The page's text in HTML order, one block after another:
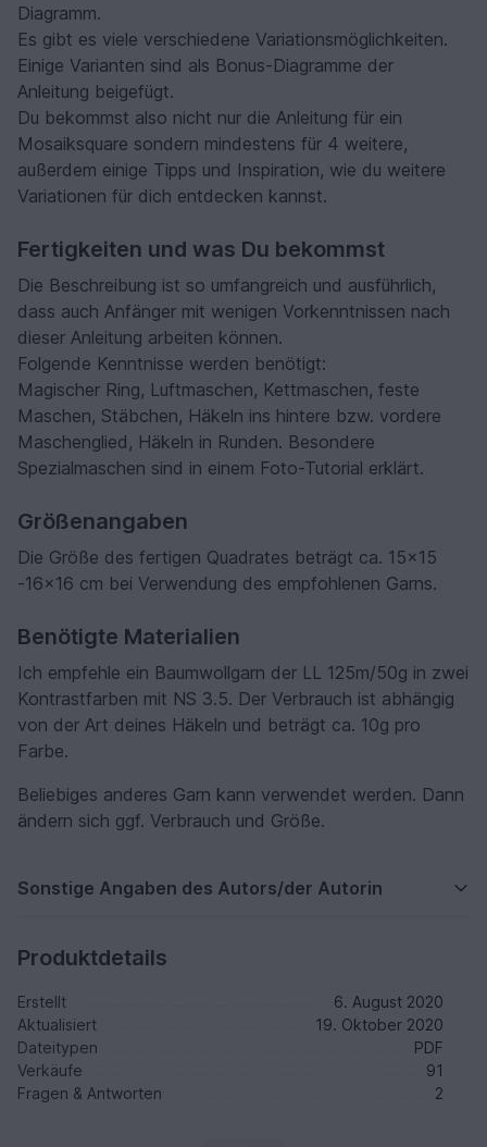
Diagramm.
Es gibt es viele verschiedene Variationsmöglichkeiten.
Einige Varianten sind als Bonus-Diagramme der
Anleitung beigefügt.
Du bekommst also nicht nur die Anleitung für ein
Mosaiksquare sondern mindestens für 4 weitere,
außerdem einige Tipps und Inspiration, wie du weitere
Variationen für dich entdecken kannst.
Fertigkeiten und was Du bekommst
Die Beschreibung ist so umfangreich und ausführlich,
dass auch Anfänger mit wenigen Vorkenntnissen nach
dieser Anleitung arbeiten können.
Folgende Kenntnisse werden benötigt:
Magischer Ring, Luftmaschen, Kettmaschen, feste
Maschen, Stäbchen, Häkeln ins hintere bzw. vordere
Maschenglied, Häkeln in Runden. Besondere
Spezialmaschen sind in einem Foto-Tutorial erklärt.
Größenangaben
Die Größe des fertigen Quadrates beträgt ca. 15x15
-16x16 cm bei Verwendung des empfohlenen Garns.
Benötigte Materialien
Ich empfehle ein Baumwollgarn der LL 125m/50g in zwei
Kontrastfarben mit NS 3.5. Der Verbrauch ist abhängig
von der Art deines Häkeln und beträgt ca. 10g pro
Farbe.
Beliebiges anderes Garn kann verwendet werden. Dann
ändern sich ggf. Verbrauch und Größe.
Sonstige Angaben des Autors/der Autorin
Produktdetails
Erstellt
6. August 2020
Aktualisiert
19. Oktober 2020
Dateitypen
PDF
Verkäufe
91
Fragen & Antworten
2